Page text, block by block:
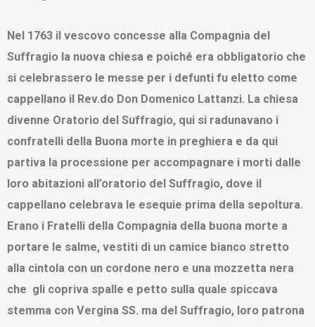
Nel 1763 il vescovo concesse alla Compagnia del
Suffragio la nuova chiesa e poiché era obbligatorio che
si celebrassero le messe per i defunti fu eletto come
cappellano il Rev.do Don Domenico Lattanzi. La chiesa
divenne Oratorio del Suffragio, qui si radunavano i
confratelli della Buona morte in preghiera e da qui
partiva la processione per accompagnare i morti dalle
loro abitazioni all’oratorio del Suffragio, dove il
cappellano celebrava le esequie prima della sepoltura.
Erano i Fratelli della Compagnia della buona morte a
portare le salme, vestiti di un camice bianco stretto
alla cintola con un cordone nero e una mozzetta nera
che gli copriva spalle e petto sulla quale spiccava
stemma con Vergina SS. ma del Suffragio, loro patrona